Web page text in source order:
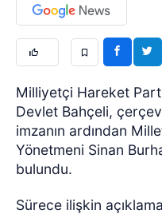
Milliyetçi Hareket
Devlet Bahçeli,
imzanın ardından
Yönetmeni Sinan
bulundu.
Sürece ilişkin